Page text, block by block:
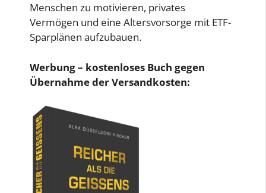
Menschen zu motivieren, privates
Vermögen und eine Altersvorsorge mit ETF-
Sparplänen aufzubauen.
Werbung – kostenloses Buch gegen
Übernahme der Versandkosten: